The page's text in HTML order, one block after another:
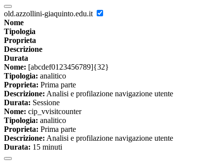
old.azzollini-giaquinto.edu.it
Nome
Tipologia
Proprieta
Descrizione
Durata
Nome: [abcdef0123456789]{32}
Tipologia: analitico
Proprieta: Prima parte
Descrizione: Analisi e profilazione navigazione utente
Durata: Sessione
Nome: cip_vvisitcounter
Tipologia: analitico
Proprieta: Prima parte
Descrizione: Analisi e profilazione navigazione utente
Durata: 15 minuti